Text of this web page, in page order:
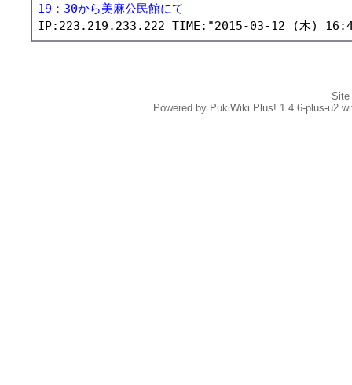
19：30から美麻公民館にて
Powered by PukiWiki Plus! 1.4.6-plus-u2